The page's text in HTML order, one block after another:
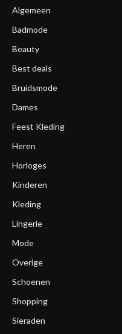
Algemeen
Badmode
Beauty
Best deals
Bruidsmode
Dames
Feest Kleding
Heren
Horloges
Kinderen
Kleding
Lingerie
Mode
Overige
Schoenen
Shopping
Sieraden